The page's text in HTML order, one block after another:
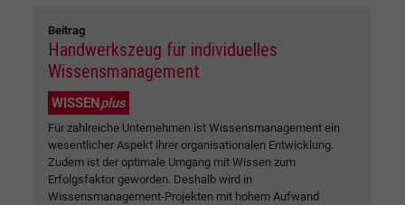
Beitrag
Handwerkszeug für individuelles
Wissensmanagement
WISSENplus
Für zahlreiche Unternehmen ist Wissensmanagement ein
wesentlicher Aspekt ihrer organisationalen Entwicklung.
Zudem ist der optimale Umgang mit Wissen zum
Erfolgsfaktor geworden. Deshalb wird in
Wissensmanagement-Projekten mit hohem Aufwand